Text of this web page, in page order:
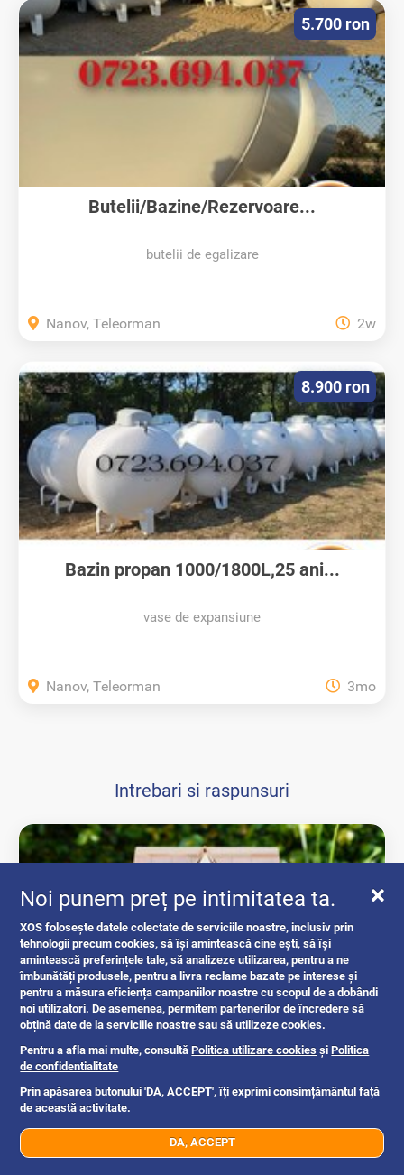
07xx xxx xxx Trimite mesaj
Butelii/Bazine/Rezervoare...
butelii de egalizare
5.700 ron
Nanov, Teleorman 2w
Bazin propan 1000/1800L,25 ani...
vase de expansiune
8.900 ron
Nanov, Teleorman 3mo
Intrebari si raspunsuri
Ghid complet: acte necesare pentru...
Noi punem preț pe intimitatea ta.
XOS folosește datele colectate de serviciile noastre, inclusiv prin
tehnologii precum cookies, să își amintească cine ești, să își
amintească preferințele tale, să analizeze utilizarea, pentru a ne
îmbunătăți produsele, pentru a livra reclame bazate pe interese și
pentru a măsura eficiența campaniilor noastre cu scopul de a dobândi
noi utilizatori. De asemenea, permitem partenerilor de încredere să
obțină date de la serviciile noastre sau să utilizeze cookies.
Pentru a afla mai multe, consultăPolitica utilizare cookies șiPolitica
de confidentialitate
Prin apăsarea butonului 'DA, ACCEPT', îți exprimi consimțământul față
de această activitate.
DA, ACCEPT